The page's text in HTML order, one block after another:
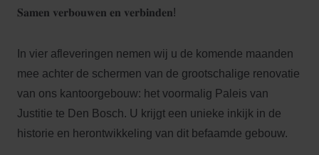
𝐒𝐚𝐦𝐞𝐧 𝐯𝐞𝐫𝐛𝐨𝐮𝐰𝐞𝐧 𝐞𝐧 𝐯𝐞𝐫𝐛𝐢𝐧𝐝𝐞𝐧!
In vier afleveringen nemen wij u de komende maanden
mee achter de schermen van de grootschalige renovatie
van ons kantoorgebouw: het voormalig Paleis van
Justitie te Den Bosch. U krijgt een unieke inkijk in de
historie en herontwikkeling van dit befaamde gebouw.